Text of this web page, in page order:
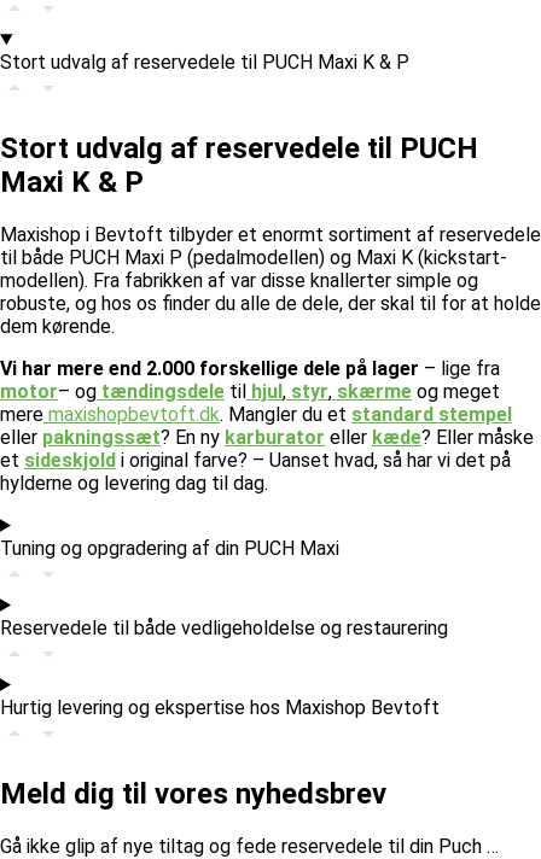
Stort udvalg af reservedele til PUCH Maxi K & P
Stort udvalg af reservedele til PUCH
Maxi K & P
Maxishop i Bevtoft tilbyder et enormt sortiment af reservedele
til både PUCH Maxi P (pedalmodellen) og Maxi K (kickstart-
modellen). Fra fabrikken af var disse knallerter simple og
robuste, og hos os finder du alle de dele, der skal til for at holde
dem kørende.
Vi har mere end 2.000 forskellige dele på lager – lige fra
motor– og tændingsdele til hjul, styr, skærme og meget
mere maxishopbevtoft.dk. Mangler du et standard stempel
eller pakningssæt? En ny karburator eller kæde? Eller måske
et sideskjold i original farve? – Uanset hvad, så har vi det på
hylderne og levering dag til dag.
Tuning og opgradering af din PUCH Maxi
Reservedele til både vedligeholdelse og restaurering
Hurtig levering og ekspertise hos Maxishop Bevtoft
Meld dig til vores nyhedsbrev
​Gå ikke glip af nye tiltag og fede reservedele til din Puch …